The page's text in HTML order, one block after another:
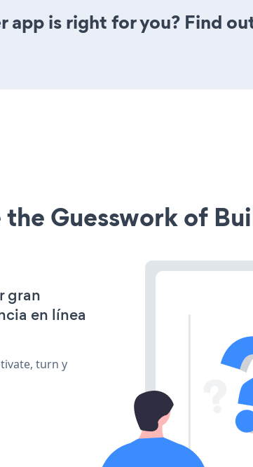
app is right for you? Find
the Guesswork of
gran
en línea
turn y